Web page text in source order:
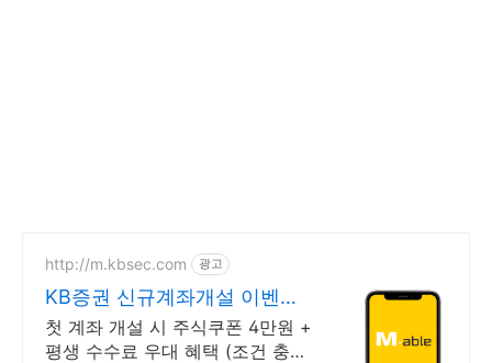
http://m.kbsec.com 광고
KB증권 신규계좌개설 이벤트
국내주식쿠폰 최대 5만원
첫 계좌 개설 시 주식쿠폰 4만원 +
평생 수수료 우대 혜택 (조건 충족